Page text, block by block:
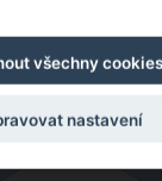
všechny cookies
nastavení